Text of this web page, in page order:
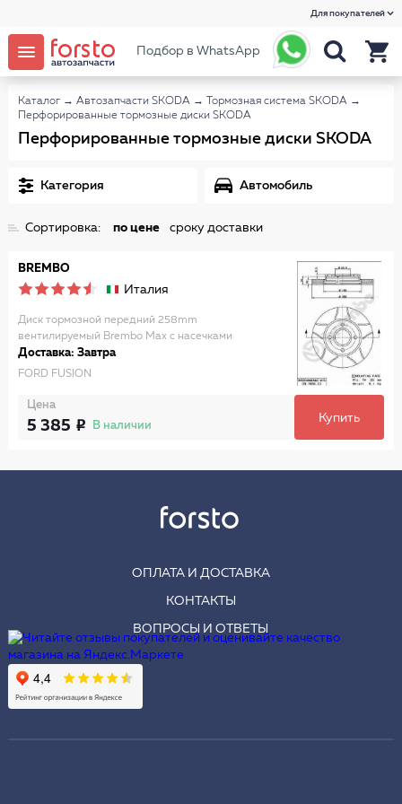
Для покупателей
Подбор в WhatsApp
Каталог → Автозапчасти SKODA → Тормозная система SKODA →
Перфорированные тормозные диски SKODA
Перфорированные тормозные диски SKODA
Категория Автомобиль
Сортировка: по цене сроку доставки
BREMBO
Италия
Диск тормозной передний 258mm
вентилируемый Brembo Max с насечками
Доставка: Завтра
FORD FUSION
Цена
5 385 В наличии
Купить
ОПЛАТА И ДОСТАВКА
КОНТАКТЫ
ВОПРОСЫ И ОТВЕТЫ